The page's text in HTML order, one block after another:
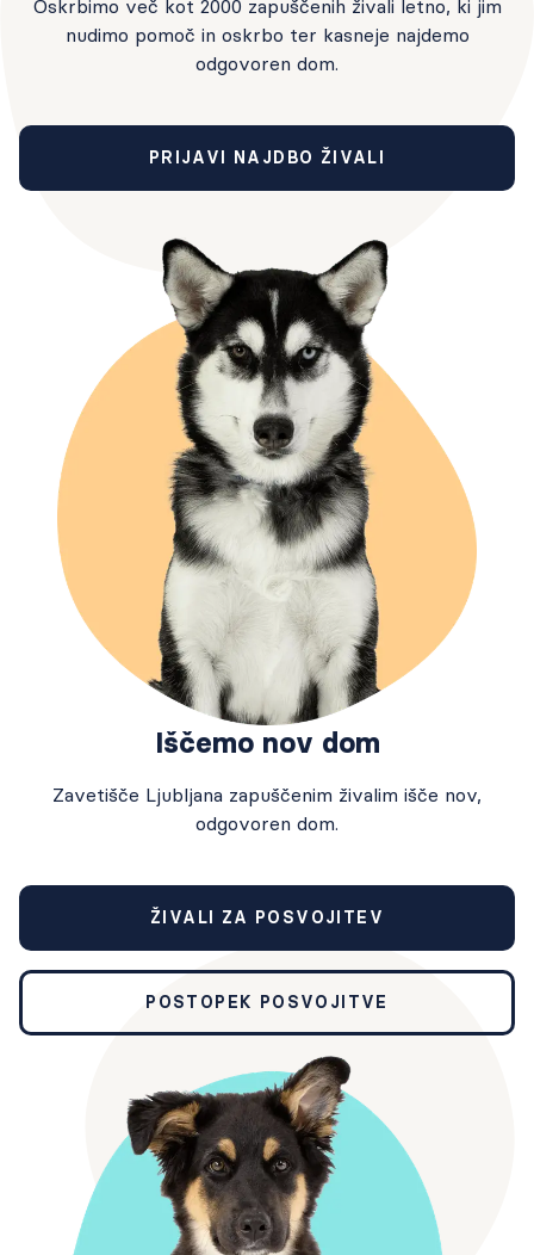
Oskrbimo več kot 2000 zapuščenih živali letno, ki jim
nudimo pomoč in oskrbo ter kasneje najdemo
odgovoren dom.
PRIJAVI NAJDBO ŽIVALI
Iščemo nov dom
Zavetišče Ljubljana zapuščenim živalim išče nov,
odgovoren dom.
ŽIVALI ZA POSVOJITEV
POSTOPEK POSVOJITVE